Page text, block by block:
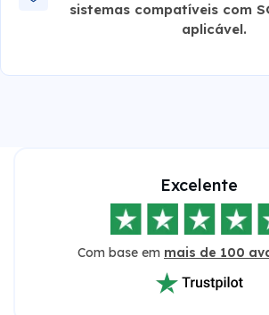
sistemas compatíveis com
aplicável.
Excelente
Com base em mais de 100